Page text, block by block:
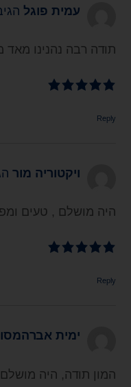
עמית פוגל
תודה רבה נהנינו מאד
Reply
ויקטוריה מור
היה מושלם , טעים
Reply
ימית
המון תודה, היה